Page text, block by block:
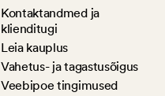
Kontaktandmed ja
klienditugi
Leia kauplus
Vahetus- ja tagastusõigus
Veebipoe tingimused